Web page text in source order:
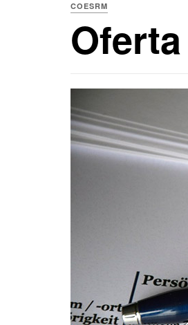
COESRM